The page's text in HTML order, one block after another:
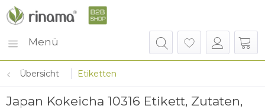
Menü
Übersicht Etiketten
Japan Kokeicha 10316 Etikett, Zutaten,